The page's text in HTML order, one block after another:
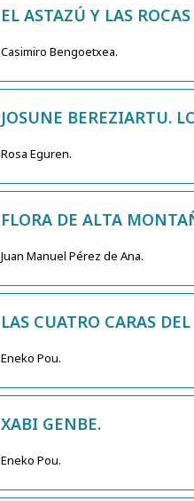
EL ASTAZÚ Y LAS
Casimiro Bengoetxea.
JOSUNE BEREZIARTU.
Rosa Eguren.
FLORA DE ALTA
Juan Manuel Pérez de Ana.
LAS CUATRO CARAS
Eneko Pou.
XABI GENBE.
Eneko Pou.